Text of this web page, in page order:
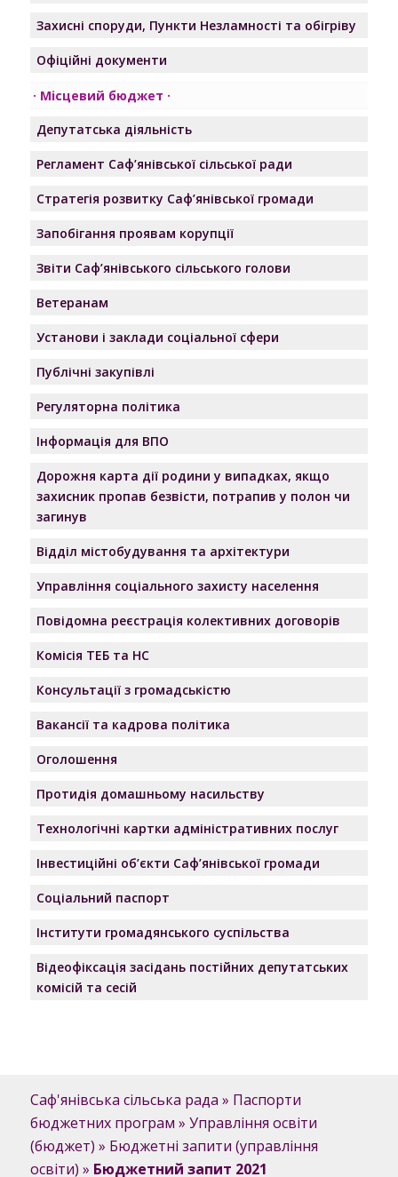
Захисні споруди, Пункти Незламності та обігріву
Офіційні документи
Місцевий бюджет
Депутатська діяльність
Регламент Саф’янівської сільської ради
Стратегія розвитку Саф’янівської громади
Запобігання проявам корупції
Звіти Саф’янівського сільського голови
Ветеранам
Установи і заклади соціальної сфери
Публічні закупівлі
Регуляторна політика
Інформація для ВПО
Дорожня карта дії родини у випадках, якщо
захисник пропав безвісти, потрапив у полон чи
загинув
Відділ містобудування та архітектури
Управління соціального захисту населення
Повідомна реєстрація колективних договорів
Комісія ТЕБ та НС
Консультації з громадськістю
Вакансії та кадрова політика
Оголошення
Протидія домашньому насильству
Технологічні картки адміністративних послуг
Інвестиційні об’єкти Саф’янівської громади
Соціальний паспорт
Інститути громадянського суспільства
Відеофіксація засідань постійних депутатських
комісій та сесій
Саф'янівська сільська рада » Паспорти
бюджетних програм » Управління освіти
(бюджет) » Бюджетні запити (управління
освіти) » Бюджетний запит 2021